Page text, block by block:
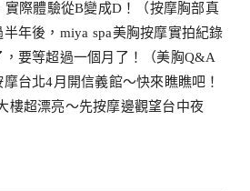
實際體驗從B變成D！（按摩胸部真
年後，miya spa美胸按摩實拍紀錄
要等超過一個月了！（美胸Q&A
台北4月開信義館～快來瞧瞧吧！
樓超漂亮～先按摩邊觀望台中夜